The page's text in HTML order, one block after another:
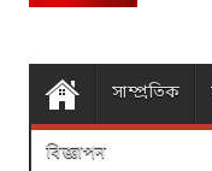
সাম্প্রতিক
বিজ্ঞাপন